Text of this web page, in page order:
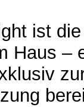
ist
Haus –